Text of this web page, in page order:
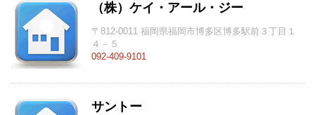
（株）ケイ・アール・ジー
〒812-0011 福岡県福岡市博多区博多駅前３丁目１
４－５
092-409-9101
サントー